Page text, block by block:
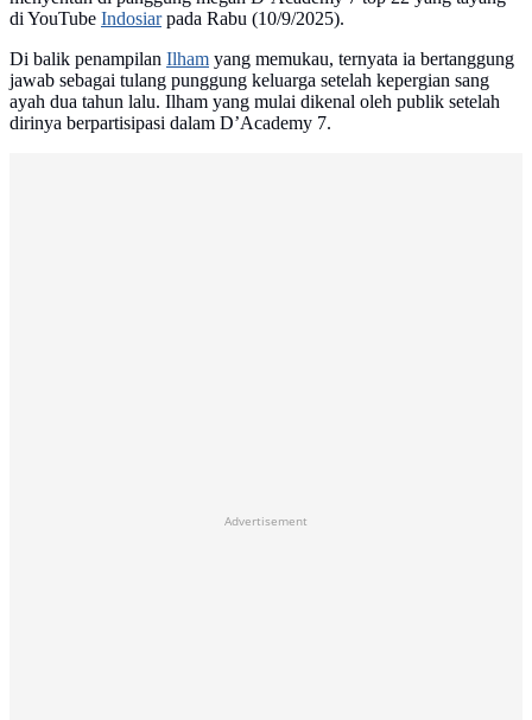
di YouTube Indosiarpada Rabu (10/9/2025).
Di balik penampilan Ilham yang memukau, ternyata ia bertanggung
jawab sebagai tulang punggung keluarga setelah kepergian sang
ayah dua tahun lalu. Ilham yang mulai dikenal oleh publik setelah
dirinya berpartisipasi dalam D’Academy 7.
Advertisement